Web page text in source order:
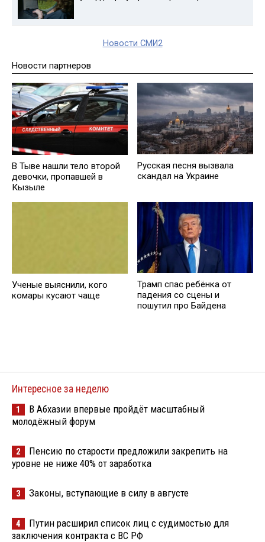
Новости СМИ2
Новости партнеров
В Тыве нашли тело второй
девочки, пропавшей в
Кызыле
Русская песня вызвала
скандал на Украине
Ученые выяснили, кого
комары кусают чаще
Трамп спас ребёнка от
падения со сцены и
пошутил про Байдена
Интересное за неделю
1
В Абхазии впервые пройдёт масштабный
молодёжный форум
2
Пенсию по старости предложили закрепить на
уровне не ниже 40% от заработка
3 Законы, вступающие в силу в августе
4
Путин расширил список лиц с судимостью для
заключения контракта с ВС РФ